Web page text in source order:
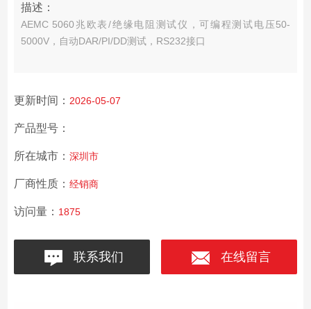
描述：
AEMC 5060兆欧表/绝缘电阻测试仪，可编程测试电压50-
5000V，自动DAR/PI/DD测试，RS232接口
更新时间： 2026-05-07
产品型号：
所在城市： 深圳市
厂商性质： 经销商
访问量： 1875
联系我们 在线留言